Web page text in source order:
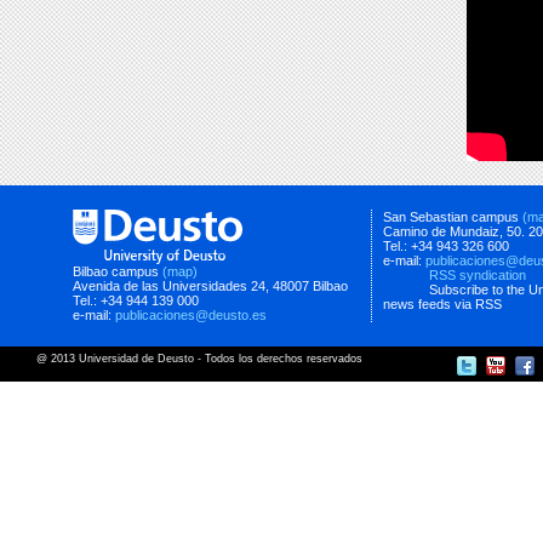
Bilbao campus (map)
Avenida de las Universidades 24, 48007 Bilbao
Tel.: +34 944 139 000
e-mail: publicaciones@deusto.es
San Sebastian campus
Camino de Mundaiz, 50.
Tel.: +34 943 326 600
e-mail:
RSS syndication
Subscribe to the
news feeds via RSS
@ 2013 Universidad de Deusto - Todos los derechos reservados